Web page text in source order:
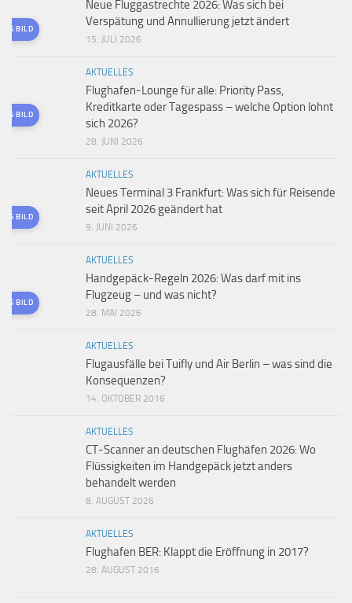
BILD
Neue Fluggastrechte 2026: Was sich bei
Verspätung und Annullierung jetzt ändert
15. JULI 2026
BILD
AKTUELLES
Flughafen-Lounge für alle: Priority Pass,
Kreditkarte oder Tagespass – welche Option lohnt
sich 2026?
28. JUNI 2026
BILD
AKTUELLES
Neues Terminal 3 Frankfurt: Was sich für Reisende
seit April 2026 geändert hat
9. JUNI 2026
BILD
AKTUELLES
Handgepäck-Regeln 2026: Was darf mit ins
Flugzeug – und was nicht?
28. MAI 2026
AKTUELLES
Flugausfälle bei Tuifly und Air Berlin – was sind die
Konsequenzen?
14. OKTOBER 2016
AKTUELLES
CT-Scanner an deutschen Flughäfen 2026: Wo
Flüssigkeiten im Handgepäck jetzt anders
behandelt werden
8. AUGUST 2026
AKTUELLES
Flughafen BER: Klappt die Eröffnung in 2017?
28. AUGUST 2016